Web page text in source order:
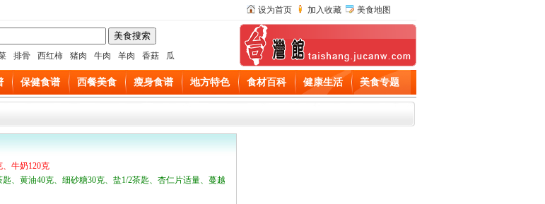
设为首页 加入收藏 美食地图
排骨 西红柿 猪肉 牛肉 羊肉 香菇 瓜
保健食谱 西餐美食 瘦身食谱 地方特色 食材百科 健康生活 美食专题
、牛奶120克
、黄油40克、细砂糖30克、盐1/2茶匙、杏仁片适量、蔓越